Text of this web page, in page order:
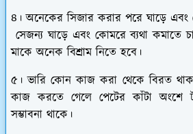
৪। অনেকের সিজার করার পরে ঘাড়ে এবং
সেজন্য ঘাড়ে এবং কোমরে ব্যথা কমাতে
মাকে অনেক বিশ্রাম নিতে হবে।
৫। ভারি কোন কাজ করা থেকে বিরত
কাজ করতে গেলে পেটের কাঁটা অংশে
সম্ভাবনা থাকে।